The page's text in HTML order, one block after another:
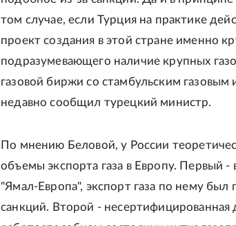
том случае, если Турция на практике
проект создания в этой стране именно
подразумевающего наличие крупных
газовой биржи со стамбульским
недавно сообщил турецкий министр.
По мнению Беловой, у России
объемы экспорта газа в Европу. Первый -
"Ямал-Европа", экспорт газа по нему
санкций. Второй - несертифицированная